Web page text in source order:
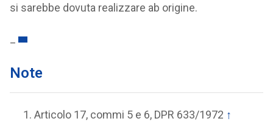
si sarebbe dovuta realizzare ab origine.
Note
Articolo 17, commi 5 e 6, DPR 633/1972 ↑